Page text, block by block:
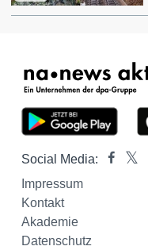
Social Media:
Impressum
Kontakt
Akademie
Datenschutz